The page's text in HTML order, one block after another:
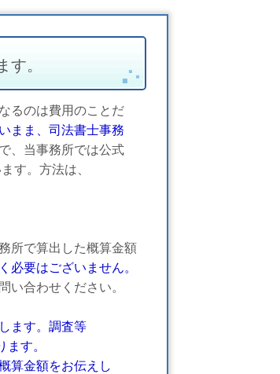
。
るのは費用のことだ
まま、司法書士事務
、当事務所では公式
す。方法は、
所で算出した概算金額
必要はございません。
い合わせください。
ます。調査等
す。
金額をお伝えし